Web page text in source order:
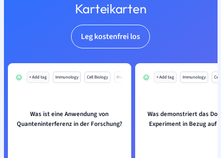
Karteikarten
Leg kostenfrei los
+ Add tag Immunology Cell Biology Mo
Was ist eine Anwendung von
Quanteninterferenz in der Forschung?
+ Add tag Immunology
Was demonstriert das
Experiment in Bezug auf